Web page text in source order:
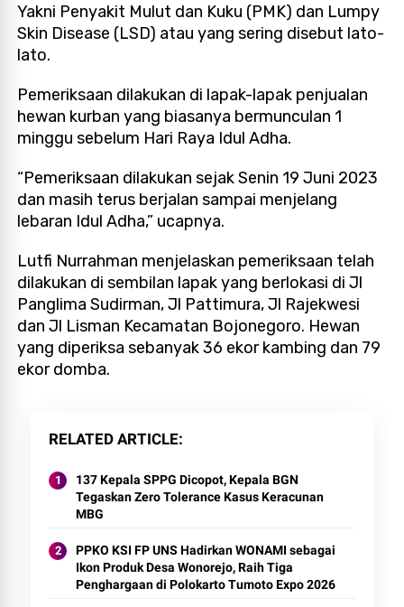
Yakni Penyakit Mulut dan Kuku (PMK) dan Lumpy
Skin Disease (LSD) atau yang sering disebut lato-
lato.
Pemeriksaan dilakukan di lapak-lapak penjualan
hewan kurban yang biasanya bermunculan 1
minggu sebelum Hari Raya Idul Adha.
“Pemeriksaan dilakukan sejak Senin 19 Juni 2023
dan masih terus berjalan sampai menjelang
lebaran Idul Adha,” ucapnya.
Lutfi Nurrahman menjelaskan pemeriksaan telah
dilakukan di sembilan lapak yang berlokasi di Jl
Panglima Sudirman, Jl Pattimura, Jl Rajekwesi
dan Jl Lisman Kecamatan Bojonegoro. Hewan
yang diperiksa sebanyak 36 ekor kambing dan 79
ekor domba.
RELATED ARTICLE
137 Kepala SPPG Dicopot, Kepala BGN
Tegaskan Zero Tolerance Kasus Keracunan
MBG
PPKO KSI FP UNS Hadirkan WONAMI sebagai
Ikon Produk Desa Wonorejo, Raih Tiga
Penghargaan di Polokarto Tumoto Expo 2026